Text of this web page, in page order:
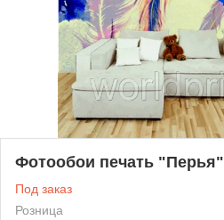
Фотообои печать "Перья"
Под заказ
Розница